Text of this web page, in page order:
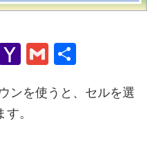
Y
h
o
G
ai
ンを使うと、セルを選
。